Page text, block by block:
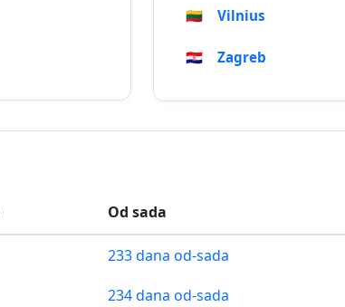
🇱🇹 Vilnius
🇭🇷 Zagreb
Od sada
233 dana od-sada
234 dana od-sada